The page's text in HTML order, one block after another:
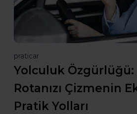
praticar
Yolculuk Özgürlüğü:
Rotanızı Çizmenin
Pratik Yolları